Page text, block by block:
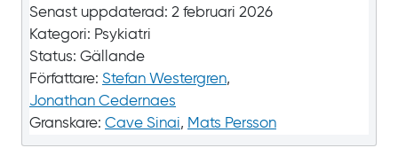
Senast uppdaterad: 2 februari 2026
Kategori: Psykiatri
Status: Gällande
Författare: Stefan Westergren,
Jonathan Cedernaes
Granskare: Cave Sinai, Mats Persson